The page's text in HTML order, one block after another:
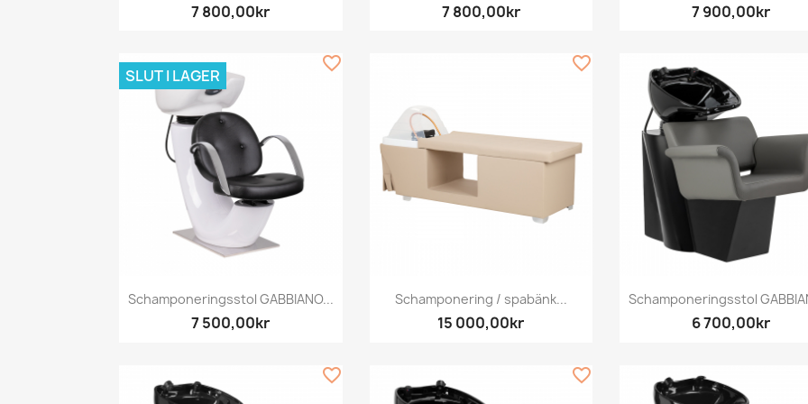
7 800,00kr 7 800,00kr 7 900,00kr
Snabbvy
Schamponeringsstol GABBIANO...
7 500,00kr
SLUT I LAGER
favorite_border
Snabbvy
Schamponering / spabänk...
15 000,00kr
favorite_border
Snabbvy
Schamponeringsstol
6 700,00kr
favorite_border favorite_border